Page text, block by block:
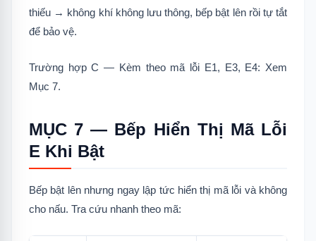
thiếu → không khí không lưu thông, bếp bật lên rồi tự tắt
để bảo vệ.
Trường hợp C — Kèm theo mã lỗi E1, E3, E4: Xem
Mục 7.
MỤC 7 — Bếp Hiển Thị Mã Lỗi
E Khi Bật
Bếp bật lên nhưng ngay lập tức hiển thị mã lỗi và không
cho nấu. Tra cứu nhanh theo mã: